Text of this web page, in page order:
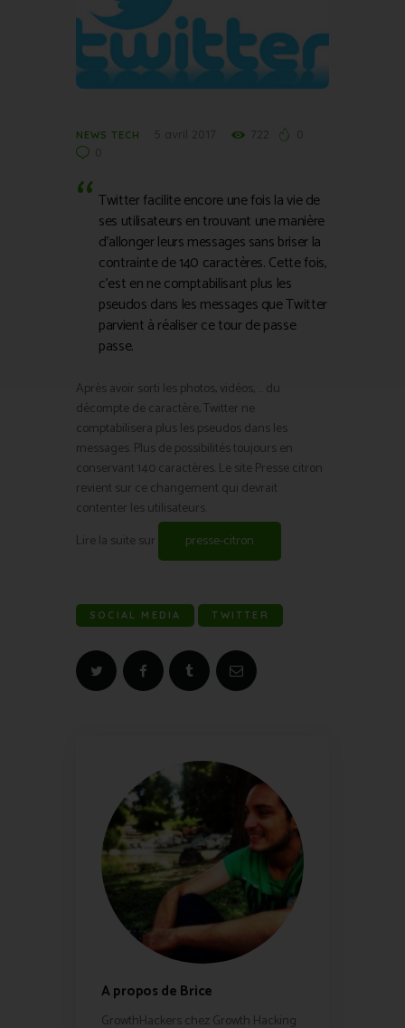
NEWS TECH
Twitter facilite encore une fois la vie de
ses utilisateurs en trouvant une manière
d’allonger leurs messages sans briser la
contrainte de 140 caractères. Cette fois,
c’est en ne comptabilisant plus les
pseudos dans les messages que Twitter
parvient à réaliser ce tour de passe
passe.
Après avoir sorti les photos, vidéos, … du
décompte de caractère, Twitter ne
comptabilisera plus les pseudos dans les
messages. Plus de possibilités toujours en
conservant 140 caractères. Le site Presse citron
revient sur ce changement qui devrait
contenter les utilisateurs.
Lire la suite sur
presse-citron
SOCIAL MEDIA TWITTER
A propos de Brice
GrowthHackers chez Growth Hacking